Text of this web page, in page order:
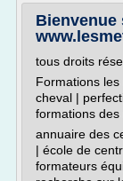
Bienvenue
tous droits
Formations
cheval |
formations
annuaire des
| école de
formateurs